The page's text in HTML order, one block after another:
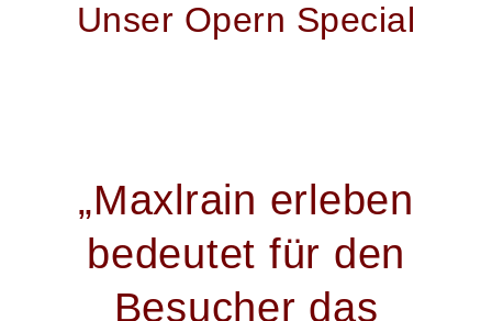
Unser Opern Special
„Maxlrain erleben
bedeutet für den
Besucher das